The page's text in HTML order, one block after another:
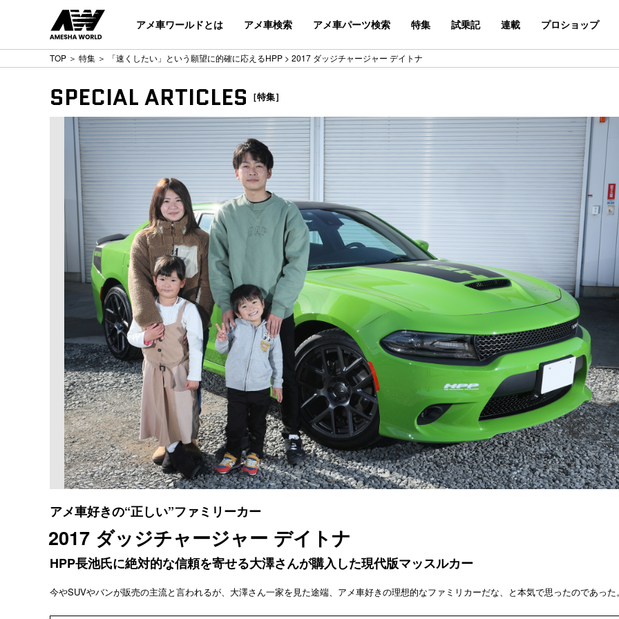
アメ車ワールドとは アメ車検索 アメ車パーツ検索 特集 試乗記 連載 プロショップ
TOP ＞ 特集 ＞ 「速くしたい」という願望に的確に応えるHPP > 2017 ダッジチャージャー デイトナ
SPECIAL ARTICLES ［特集］
アメ車好きの“正しい”ファミリーカー
2017 ダッジチャージャー デイトナ
HPP長池氏に絶対的な信頼を寄せる大澤さんが購入した現代版マッスルカー
今やSUVやバンが販売の主流と言われるが、大澤さん一家を見た途端、アメ車好きの理想的なファミリカーだな、と本気で思ったのであった